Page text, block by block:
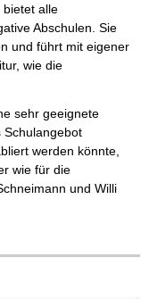
bietet alle
Abschulen. Sie
und führt mit eigener
wie die
sehr geeignete
Schulangebot
werden könnte,
wie für die
und Willi